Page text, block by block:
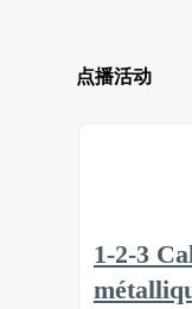
点播活动
1-2-3